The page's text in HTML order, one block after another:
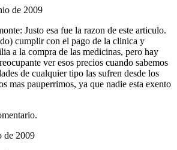
de 2009
Justo esa fue la razon de este articulo.
cumplir con el pago de la clinica y
a la compra de las medicinas, pero hay
ver esos precios cuando sabemos
de cualquier tipo las sufren desde los
mas pauperrimos, ya que nadie esta exento
de 2009